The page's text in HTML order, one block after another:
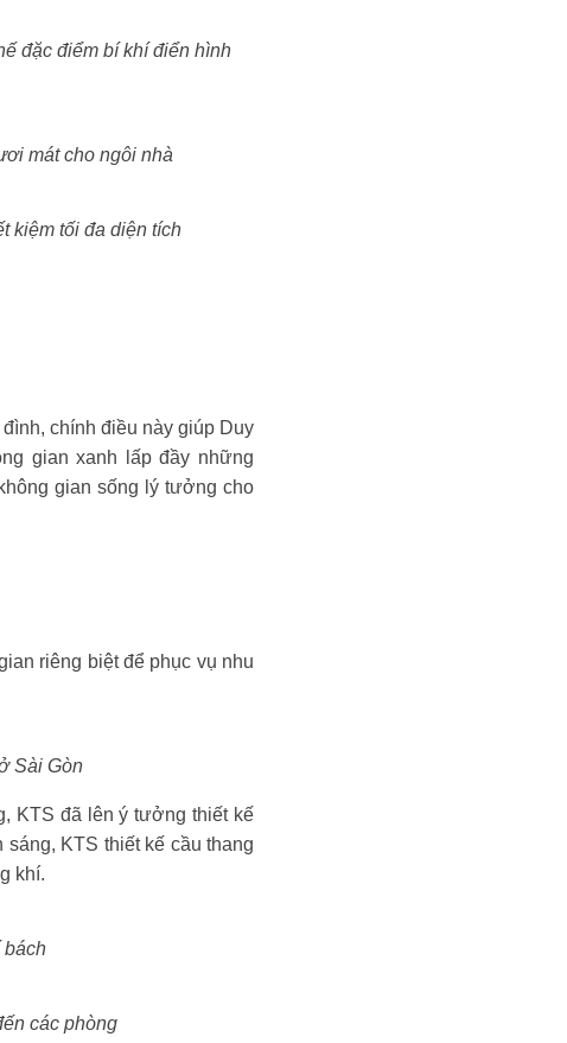
đặc điểm bí khí điển hình
mát cho ngôi nhà
kiệm tối đa diện tích
chính điều này giúp Duy
gian xanh lấp đầy những
gian sống lý tưởng cho
riêng biệt để phục vụ nhu
Sài Gòn
KTS đã lên ý tưởng thiết kế
KTS thiết kế cầu thang
khí.
bách
các phòng